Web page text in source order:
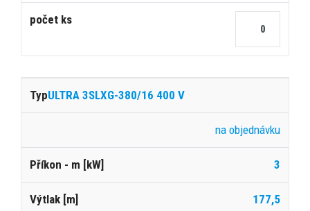
ULTRA 3SLXG-380/16 400 V
na objednávku
3
177,5